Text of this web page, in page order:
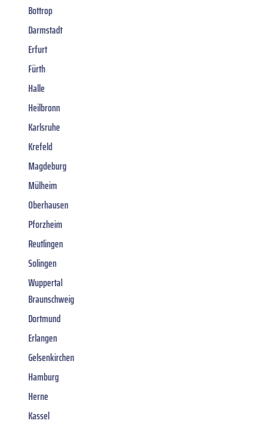
Bottrop
Darmstadt
Erfurt
Fürth
Halle
Heilbronn
Karlsruhe
Krefeld
Magdeburg
Mülheim
Oberhausen
Pforzheim
Reutlingen
Solingen
Wuppertal
Braunschweig
Dortmund
Erlangen
Gelsenkirchen
Hamburg
Herne
Kassel